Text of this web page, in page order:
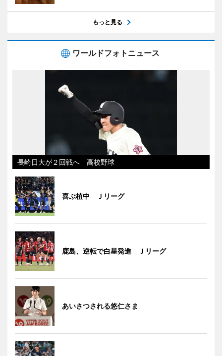
もっと見る
ワールドフォトニュース
長崎日大が２回戦へ 高校野球
喜ぶ植中 Ｊリーグ
鹿島、逆転で白星発進 Ｊリーグ
あいさつされる悠仁さま